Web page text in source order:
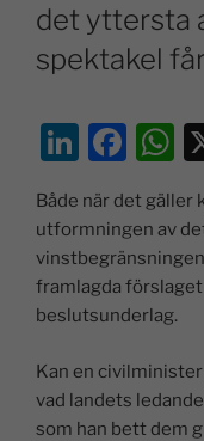
det yttersta
spektakel
Li
k
e
dI
n
F
c
e
b
o
o
k
s
A
p
p
Både när det gäller
utformningen av
framlagda
beslutsunderlag.
Kan en
vad landets
som han bett dem